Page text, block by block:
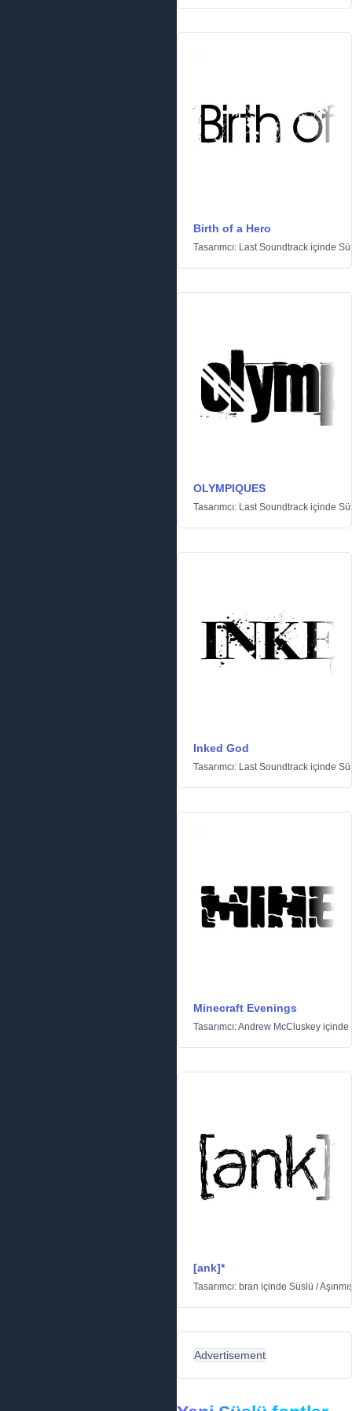
Birth of a Hero
Tasarımcı: Last Soundtrack içinde
OLYMPIQUES
Tasarımcı: Last Soundtrack içinde
Inked God
Tasarımcı: Last Soundtrack içinde
Minecraft Evenings
Tasarımcı:Andrew McCluskey içinde
[ank]*
Tasarımcı: bran içinde Süslü /
Advertisement